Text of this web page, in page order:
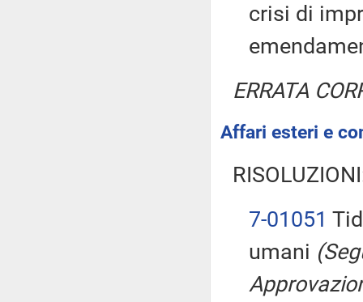
crisi di
ERRATA
Affari esteri e
7-01051
umani